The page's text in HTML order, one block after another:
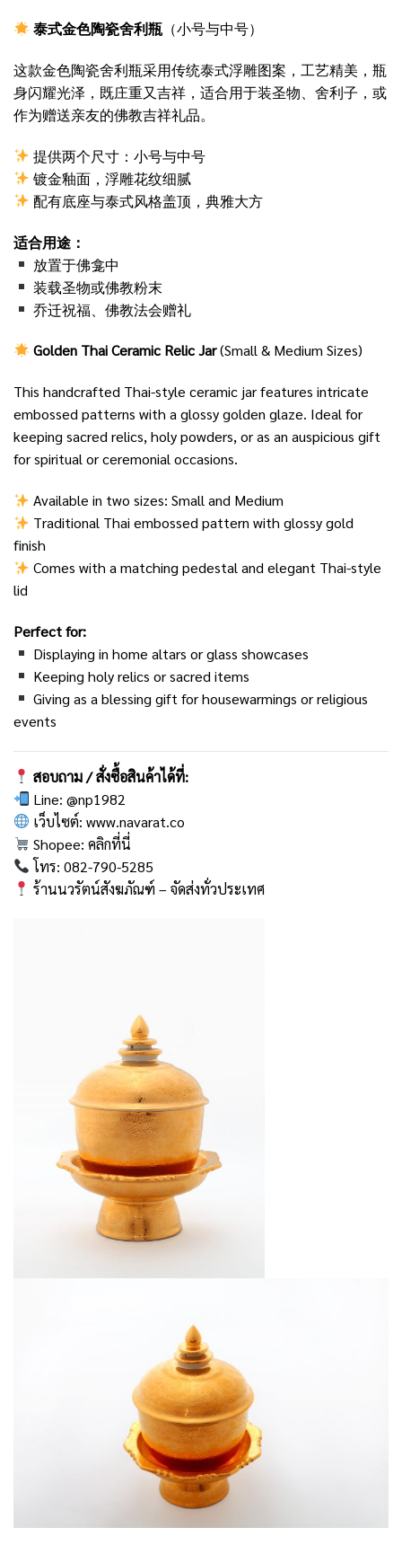
泰式金色陶瓷舍利瓶 （小号与中号）
这款金色陶瓷舍利瓶采用传统泰式浮雕图案，工艺精美，瓶
身闪耀光泽，既庄重又吉祥，适合用于装圣物、舍利子，或
作为赠送亲友的佛教吉祥礼品。
提供两个尺寸：小号与中号
镀金釉面，浮雕花纹细腻
配有底座与泰式风格盖顶，典雅大方
适合用途：
放置于佛龛中
装载圣物或佛教粉末
乔迁祝福、佛教法会赠礼
Golden Thai Ceramic Relic Jar(Small & Medium Sizes)
This handcrafted Thai-style ceramic jar features intricate
embossed patterns with a glossy golden glaze. Ideal for
keeping sacred relics, holy powders, or as an auspicious gift
for spiritual or ceremonial occasions.
Available in two sizes: Small and Medium
Traditional Thai embossed pattern with glossy gold
finish
Comes with a matching pedestal and elegant Thai-style
lid
Perfect for:
Displaying in home altars or glass showcases
Keeping holy relics or sacred items
Giving as a blessing gift for housewarmings or religious
events
สอบถาม / สั่งซื้อสินค้าได้ที่:
Line:@np1982
เว็บไซต์:www.navarat.co
Shopee:คลิกที่นี่
โทร: 082-790-5285
ร้านนวรัตน์สังฆภัณฑ์ – จัดส่งทั่วประเทศ